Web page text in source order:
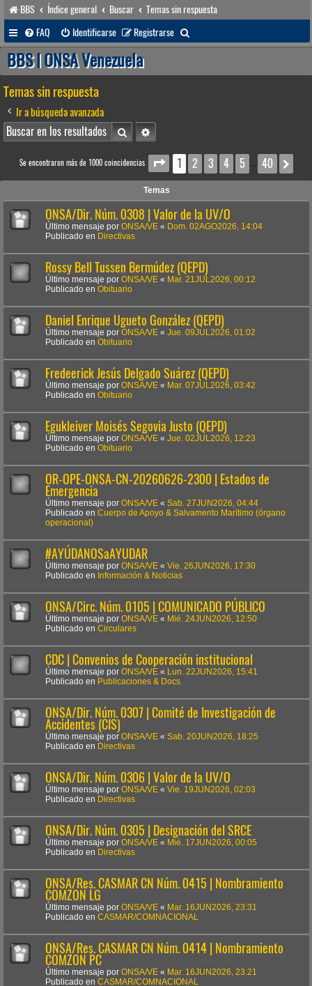
BBS Índice general Buscar
Temas sin respuesta
FAQ
Identificarse Registrarse
u
BBS | ONSA Venezuela
Temas sin respuesta
Ir a búsqueda avanzada
BuscarBúsqueda avanzada
Se encontraron más de 1000 coincidencias Página1 de 40
1 2 3 4 5 … 40
Temas
ONSA/Dir. Núm. 0308 | Valor de la UV/O
Último mensaje por ONSA/VE « Dom. 02AGO2026, 14:04
Publicado en Directivas
Rossy Bell Tussen Bermúdez (QEPD)
Último mensaje por ONSA/VE « Mar. 21JUL2026, 00:12
Publicado en Obituario
Daniel Enrique Ugueto González (QEPD)
Último mensaje por ONSA/VE « Jue. 09JUL2026, 01:02
Publicado en Obituario
Fredeerick Jesús Delgado Suárez (QEPD)
Último mensaje por ONSA/VE « Mar. 07JUL2026, 03:42
Publicado en Obituario
Egukleiver Moisés Segovia Justo (QEPD)
Último mensaje por ONSA/VE « Jue. 02JUL2026, 12:23
Publicado en Obituario
OR-OPE-ONSA-CN-20260626-2300 | Estados de
Emergencia
Último mensaje por ONSA/VE « Sab. 27JUN2026, 04:44
Publicado en Cuerpo de Apoyo & Salvamento Marítimo (órgano
operacional)
#AYÚDANOSaAYUDAR
Último mensaje por ONSA/VE « Vie. 26JUN2026, 17:30
Publicado en Información & Noticias
ONSA/Circ. Núm. 0105 | COMUNICADO PÚBLICO
Último mensaje por ONSA/VE « Mié. 24JUN2026, 12:50
Publicado en Circulares
CDC | Convenios de Cooperación institucional
Último mensaje por ONSA/VE «
Lun. 22JUN2026, 15:41
Publicado en Publicaciones & Docs.
ONSA/Dir. Núm. 0307 | Comité de Investigación de
Accidentes (CIS)
Último mensaje por ONSA/VE « Sab. 20JUN2026, 18:25
Publicado en Directivas
ONSA/Dir. Núm. 0306 | Valor de la UV/O
Último mensaje por ONSA/VE « Vie. 19JUN2026, 02:03
Publicado en Directivas
ONSA/Dir. Núm. 0305 | Designación del SRCE
Último mensaje por ONSA/VE « Mié. 17JUN2026, 00:05
Publicado en Directivas
ONSA/Res. CASMAR CN Núm. 0415 | Nombramiento
COMZON LG
Último mensaje por ONSA/VE « Mar. 16JUN2026, 23:31
Publicado en CASMAR/COMNACIONAL
ONSA/Res. CASMAR CN Núm. 0414 | Nombramiento
COMZON PC
Último mensaje por ONSA/VE « Mar. 16JUN2026, 23:21
Publicado en CASMAR/COMNACIONAL